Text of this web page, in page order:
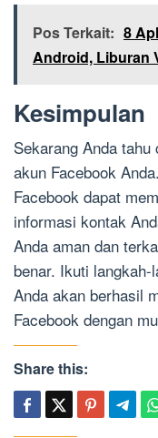
Pos Terkait: 8
Android, Liburan
Kesimpulan
Sekarang Anda
akun Facebook
Facebook dapat
informasi kontak
Anda aman dan
benar. Ikuti
Anda akan berhasil
Facebook dengan
Share this: